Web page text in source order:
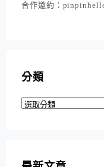
合作邀約：
分類
分